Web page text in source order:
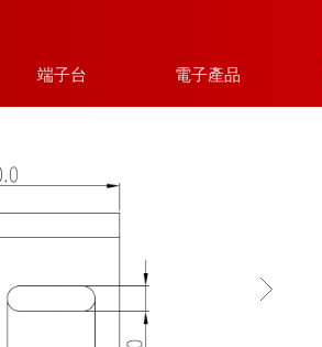
端子台 電子產品